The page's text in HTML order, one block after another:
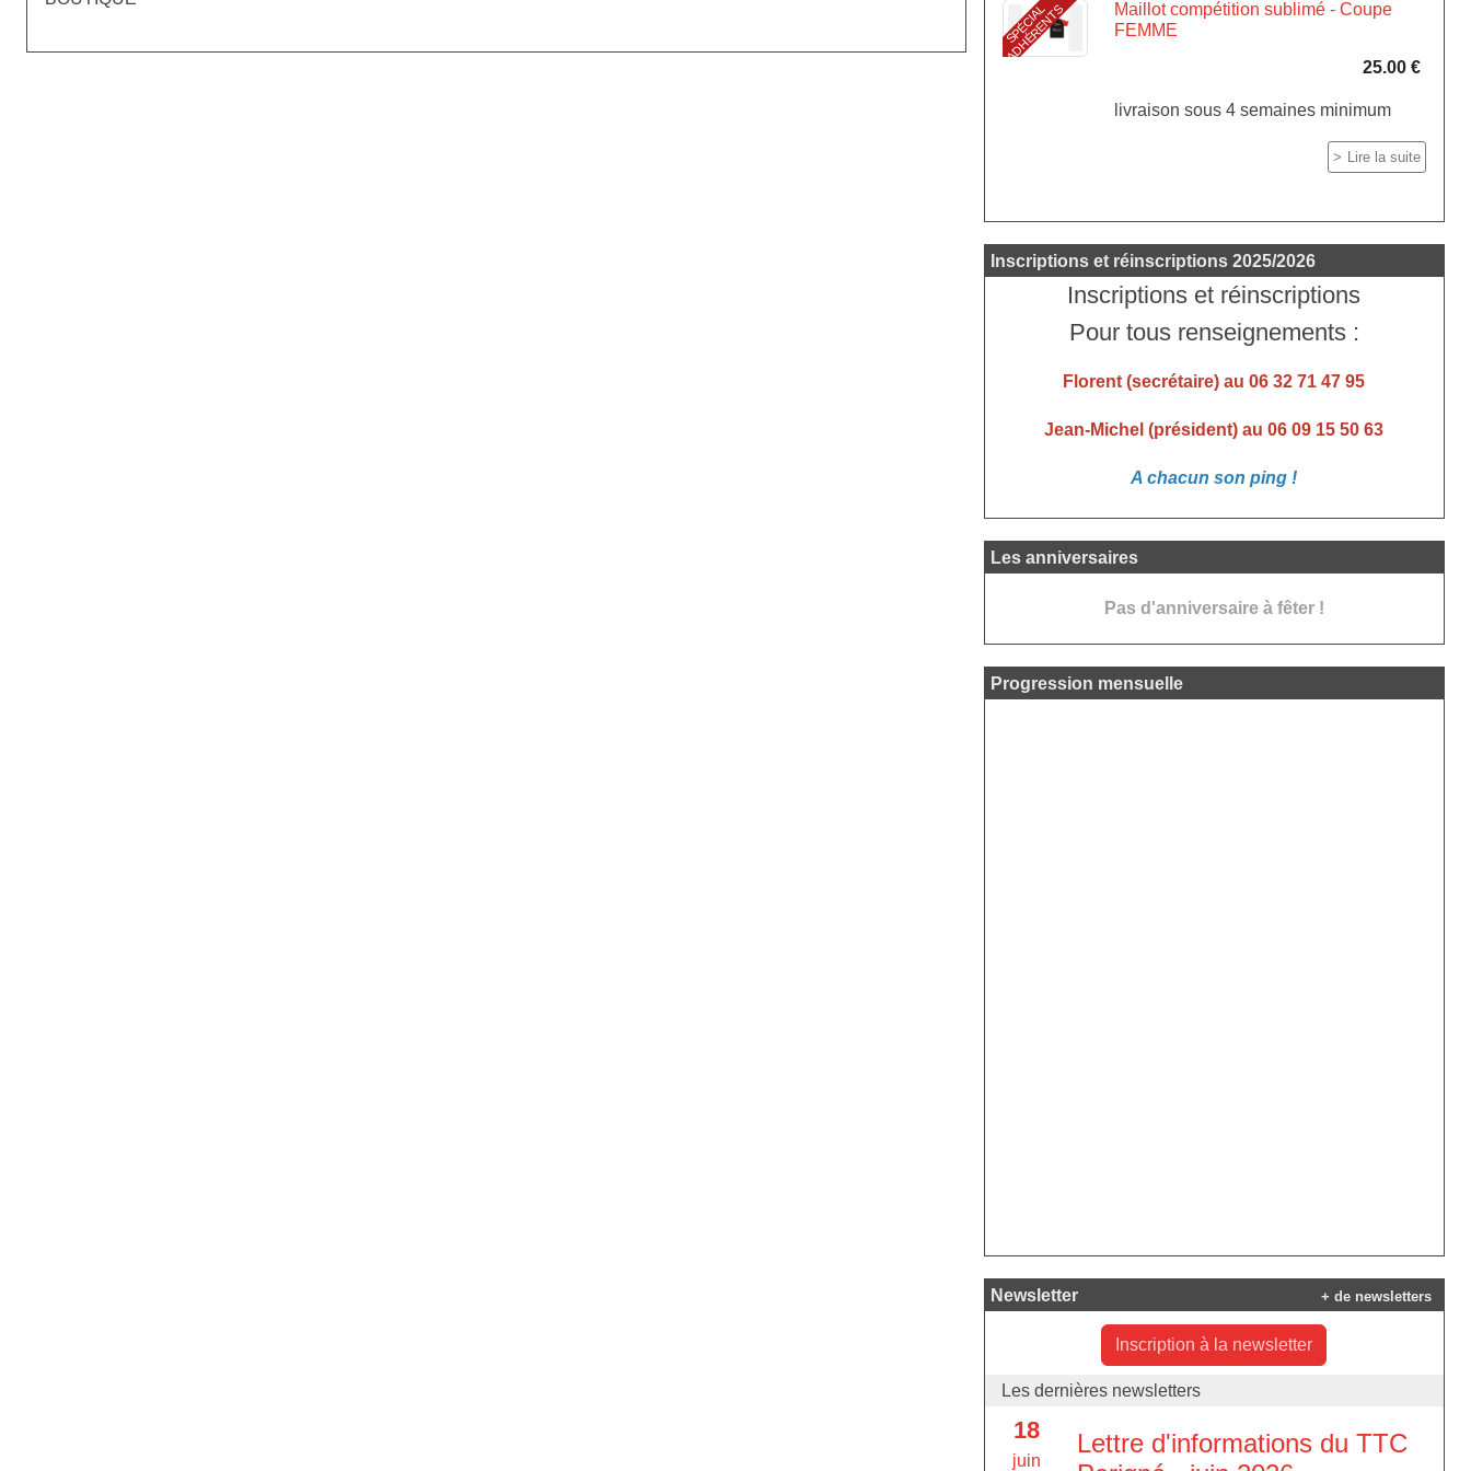
S
P
É
C
I
A
L
A
D
H
É
R
E
N
T
S
Maillot compétition sublimé - Coupe
FEMME
25.00 €
livraison sous 4 semaines minimum
Lire la suite
Inscriptions et réinscriptions 2025/2026
Inscriptions et réinscriptions
Pour tous renseignements :
Florent (secrétaire) au 06 32 71 47 95
Jean-Michel (président) au 06 09 15 50 63
A chacun son ping !
Les anniversaires
Pas d'anniversaire à fêter !
Progression mensuelle
Newsletter
Inscription à la newsletter
Les dernières newsletters
18
juin
Lettre d'informations du TTC
+ de newsletters